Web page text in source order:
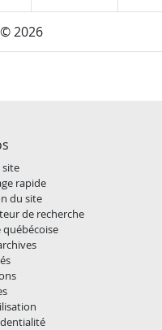
2026
rapide
du site
de recherche
québécoise